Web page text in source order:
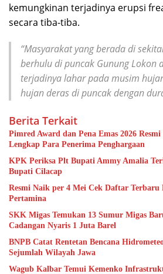
kemungkinan terjadinya erupsi
secara tiba-tiba.
“Masyarakat yang berada di
berhulu di puncak Gunung Lokon
terjadinya lahar pada musim
hujan deras di puncak dengan
Berita Terkait
Pimred Award dan Pena Emas 2026
Lengkap Para Penerima Penghargaan
KPK Periksa Plt Bupati Ammy Amalia
Bupati Cilacap
Resmi Naik per 4 Mei Cek Daftar Terbaru
Pertamina
SKK Migas Temukan 13 Sumur Migas
Cadangan Nyaris 1 Juta Barel
BNPB Catat Rentetan Bencana
Sejumlah Wilayah Jawa
Wagub Kalbar Temui Kemenko